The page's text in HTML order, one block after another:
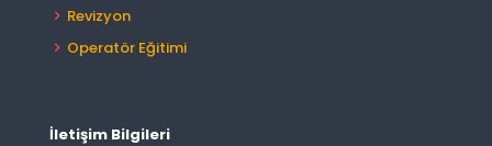
Revizyon
Operatör Eğitimi
İletişim Bilgileri